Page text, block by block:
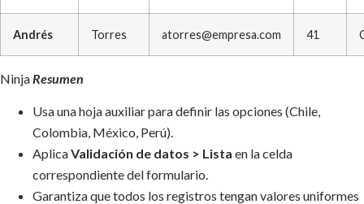
Andrés Torres atorres@empresa.com 41
Ninja Resumen
Usa una hoja auxiliar para definir las opciones (Chile,
Colombia, México, Perú).
AplicaValidación de datos > Lista en la celda
correspondiente del formulario.
Garantiza que todos los registros tengan valores uniformes